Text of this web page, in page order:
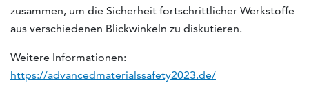
zusammen, um die Sicherheit fortschrittlicher Werkstoffe
aus verschiedenen Blickwinkeln zu diskutieren.
Weitere Informationen:
https://advancedmaterialssafety2023.de/